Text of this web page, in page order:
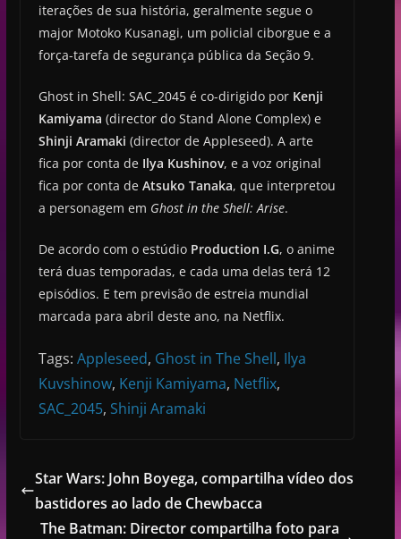
iterações de sua história, geralmente segue o
major Motoko Kusanagi, um policial ciborgue e a
força-tarefa de segurança pública da Seção 9.
Ghost in Shell: SAC_2045 é co-dirigido por Kenji
Kamiyama (director do Stand Alone Complex) e
Shinji Aramaki (director de Appleseed). A arte
fica por conta de Ilya Kushinov, e a voz original
fica por conta de Atsuko Tanaka, que interpretou
a personagem em Ghost in the Shell: Arise.
De acordo com o estúdio Production I.G, o anime
terá duas temporadas, e cada uma delas terá 12
episódios. E tem previsão de estreia mundial
marcada para abril deste ano, na Netflix.
Tags: Appleseed, Ghost in The Shell, Ilya
Kuvshinow, Kenji Kamiyama, Netflix,
SAC_2045, Shinji Aramaki
Star Wars: John Boyega, compartilha vídeo dos
bastidores ao lado de Chewbacca
The Batman: Director compartilha foto para